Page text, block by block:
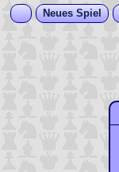
Neues Spiel